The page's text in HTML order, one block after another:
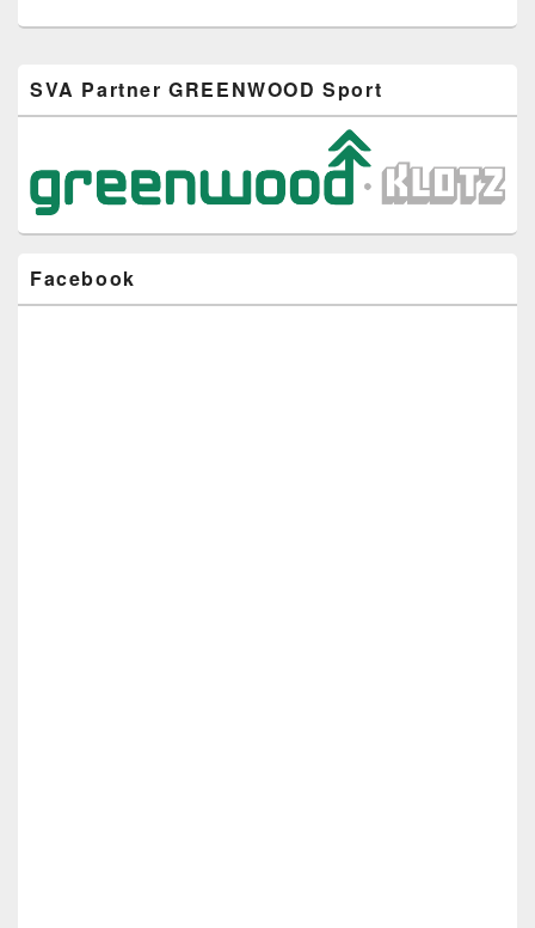
Seitenleisten-
Widgetbereich
SVA Partner GREENWOOD Sport
Facebook